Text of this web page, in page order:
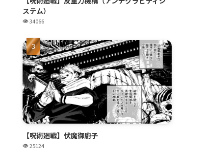
ステム）
34066
【呪術廻戦】伏魔御廚子
25124